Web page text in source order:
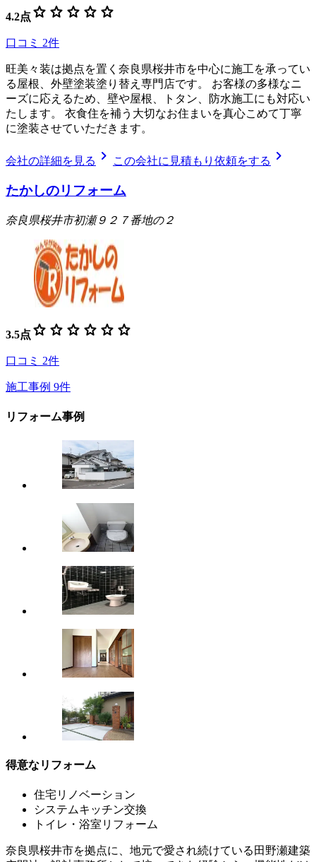
4.2点 star star star star star
口コミ 2件
旺美々装は拠点を置く奈良県桜井市を中心に施工を承ってい
る屋根、外壁塗装塗り替え専門店です。 お客様の多様なニ
ーズに応えるため、壁や屋根、トタン、防水施工にも対応い
たします。 衣食住を補う大切なお住まいを真心こめて丁寧
に塗装させていただきます。
会社の詳細を見る chevron_right この会社に見積もり依頼をする chevron_right
たかしのリフォーム
奈良県桜井市初瀬９２７番地の２
3.5点 star star star star star star
口コミ 2件
施工事例 9件
リフォーム事例
得意なリフォーム
住宅リノベーション
システムキッチン交換
トイレ・浴室リフォーム
奈良県桜井市を拠点に、地元で愛され続けている田野瀬建築